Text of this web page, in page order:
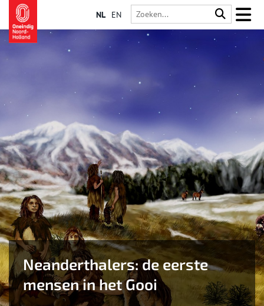
NL EN
Neanderthalers: de eerste
mensen in het Gooi